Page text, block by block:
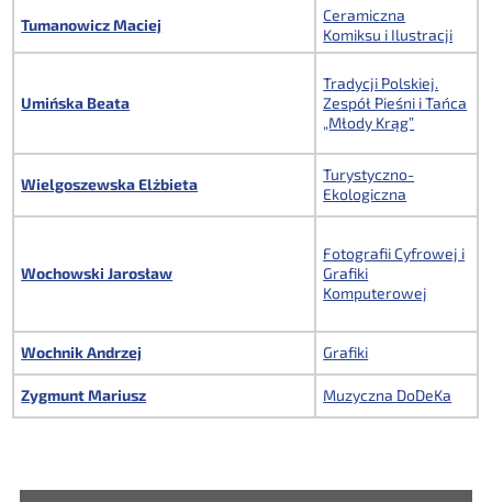
Tumanowicz Maciej
Ceramiczna
Komiksu i Ilustracji
Umińska Beata
Tradycji Polskiej.
Zespół Pieśni i Tańca
„Młody Krąg”
Wielgoszewska Elżbieta
Turystyczno-
Ekologiczna
Wochowski Jarosław
Fotografii Cyfrowej i
Grafiki
Komputerowej
Wochnik Andrzej Grafiki
Zygmunt Mariusz Muzyczna DoDeKa